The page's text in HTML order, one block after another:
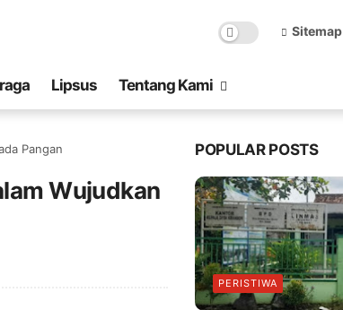
Sitemap
Lipsus Tentang Kami
Pangan
Wujudkan
POPULAR POSTS
PERISTIWA